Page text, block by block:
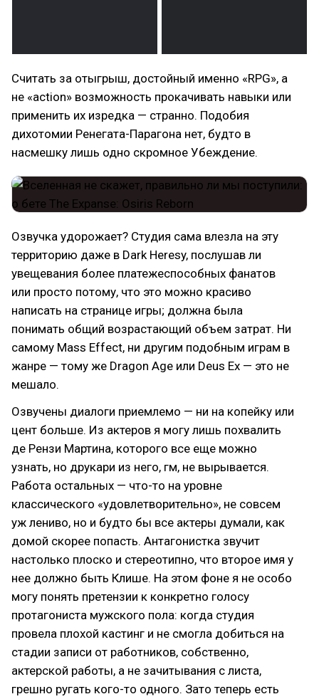
Считать за отыгрыш, достойный именно «RPG», а
не «action» возможность прокачивать навыки или
применить их изредка — странно. Подобия
дихотомии Ренегата-Парагона нет, будто в
насмешку лишь одно скромное Убеждение.
Озвучка удорожает? Студия сама влезла на эту
территорию даже в Dark Heresy, послушав ли
увещевания более платежеспособных фанатов
или просто потому, что это можно красиво
написать на странице игры; должна была
понимать общий возрастающий объем затрат. Ни
самому Mass Effect, ни другим подобным играм в
жанре — тому же Dragon Age или Deus Ex — это не
мешало.
Озвучены диалоги приемлемо — ни на копейку или
цент больше. Из актеров я могу лишь похвалить
де Рензи Мартина, которого все еще можно
узнать, но друкари из него, гм, не вырывается.
Работа остальных — что-то на уровне
классического «удовлетворительно», не совсем
уж лениво, но и будто бы все актеры думали, как
домой скорее попасть. Антагонистка звучит
настолько плоско и стереотипно, что второе имя у
нее должно быть Клише. На этом фоне я не особо
могу понять претензии к конкретно голосу
протагониста мужского пола: когда студия
провела плохой кастинг и не смогла добиться на
стадии записи от работников, собственно,
актерской работы, а не зачитывания с листа,
грешно ругать кого-то одного. Зато теперь есть